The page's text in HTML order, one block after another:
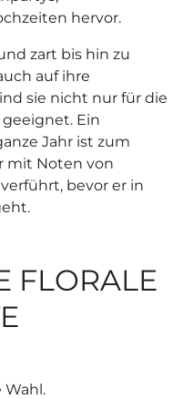
hervor.
zart bis hin zu
auf ihre
sie nicht nur für die
Ein
Jahr ist zum
mit Noten von
bevor er in
FLORALE
Wahl.